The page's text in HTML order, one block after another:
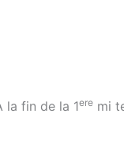
la fin de la 1ere mi